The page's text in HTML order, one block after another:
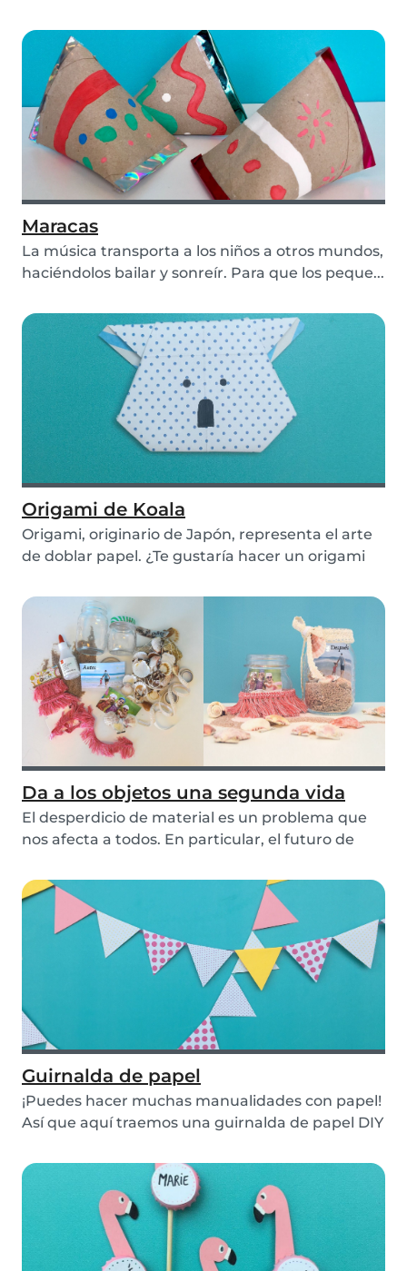
Maracas
La música transporta a los niños a otros mundos,
haciéndolos bailar y sonreír. Para que los peque...
Origami de Koala
Origami, originario de Japón, representa el arte
de doblar papel. ¿Te gustaría hacer un origami
Da a los objetos una segunda vida
El desperdicio de material es un problema que
nos afecta a todos. En particular, el futuro de
Guirnalda de papel
¡Puedes hacer muchas manualidades con papel!
Así que aquí traemos una guirnalda de papel DIY